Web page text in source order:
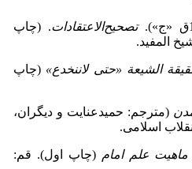
تصحیحالاعتقادات. (چاپ
المفید.
الشیعة «حتی لاننخدع» (چاپ
(مترجم: حمیدعنایت و دیگران،
اسلامی.
ماهیت علم امام (چاپ اول). قم: